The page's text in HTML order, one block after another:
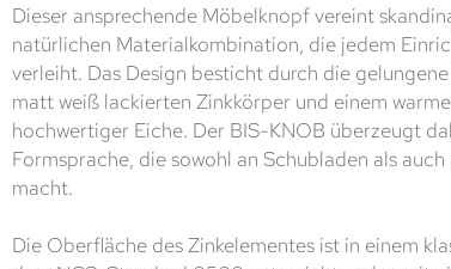
Dieser ansprechende Möbelknopf vereint
natürlichen Materialkombination, die jedem
verleiht. Das Design besticht durch die
matt weiß lackierten Zinkkörper und einem
hochwertiger Eiche. Der BIS-KNOB überzeugt
Formsprache, die sowohl an Schubladen als
macht.
Die Oberfläche des Zinkelementes ist in einem